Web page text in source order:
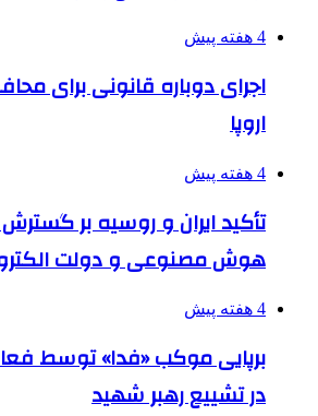
4 هفته پیش
اجرای دوباره قانونی برای
اروپا
4 هفته پیش
تأکید ایران و روسیه بر
هوش مصنوعی و دولت
4 هفته پیش
برپایی موکب «فدا» توسط
در تشییع رهبر شهید